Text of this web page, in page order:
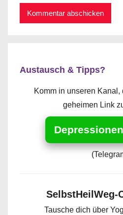
Austausch & Tipps?
Komm in unseren Kanal,
geheimen Link
SelbstHeilWeg-
Tausche dich über